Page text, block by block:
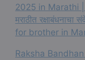
2025 in Marathi |
मराठीत
for brother in
Raksha Bandhan